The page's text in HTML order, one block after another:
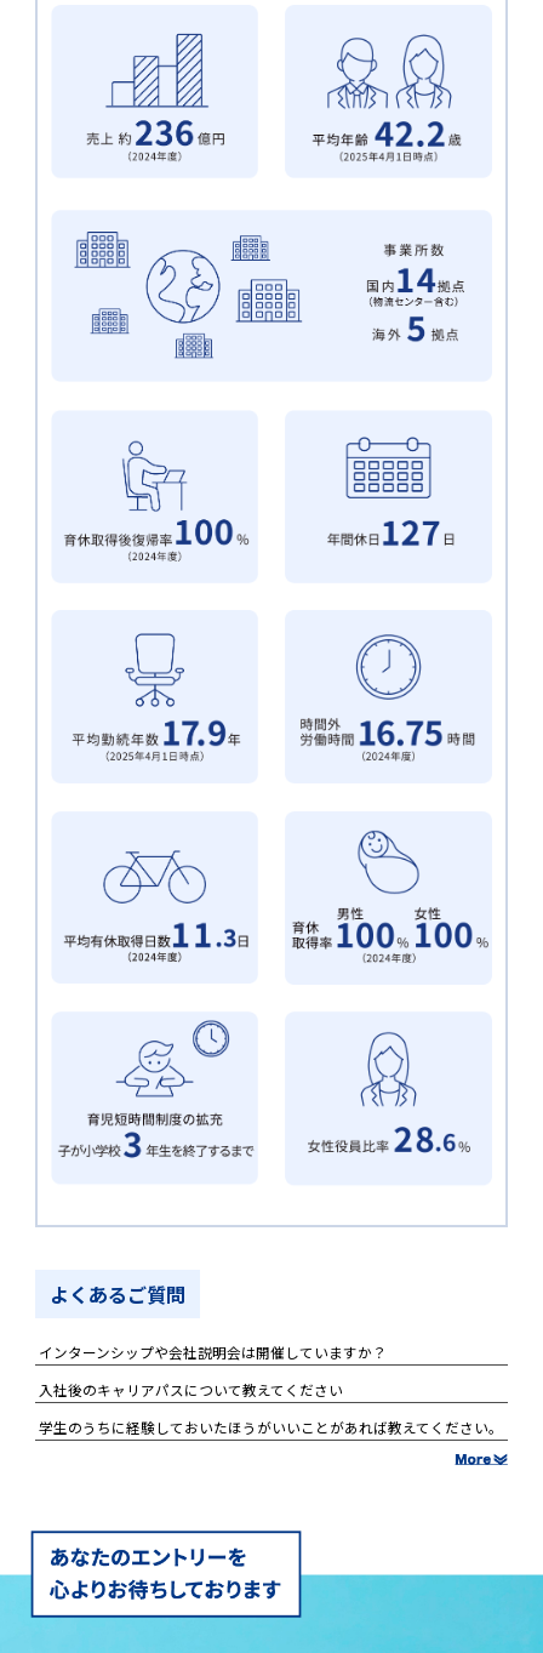
よくあるご質問
インターンシップや会社説明会は開催していますか？
入社後のキャリアパスについて教えてください
学生のうちに経験しておいたほうがいいことがあれば教えてください。